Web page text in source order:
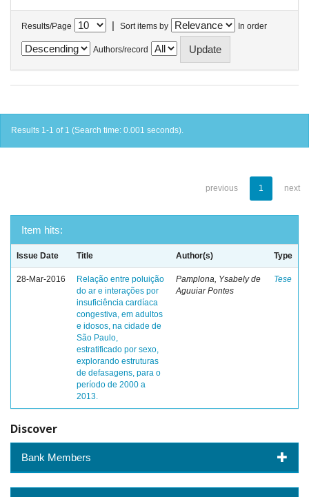
Results/Page | Sort items by In order
Authors/record
Results 1-1 of 1 (Search time: 0.001 seconds).
previous 1 next
Item hits:
Issue Date Title Author(s) Type
28-Mar-2016
Relação entre poluição
do ar e interações por
insuficiência cardíaca
congestiva, em adultos
e idosos, na cidade de
São Paulo,
estratificado por sexo,
explorando estruturas
de defasagens, para o
período de 2000 a
2013.
Pamplona, Ysabely de
Aguuiar Pontes
Tese
Discover
Bank Members